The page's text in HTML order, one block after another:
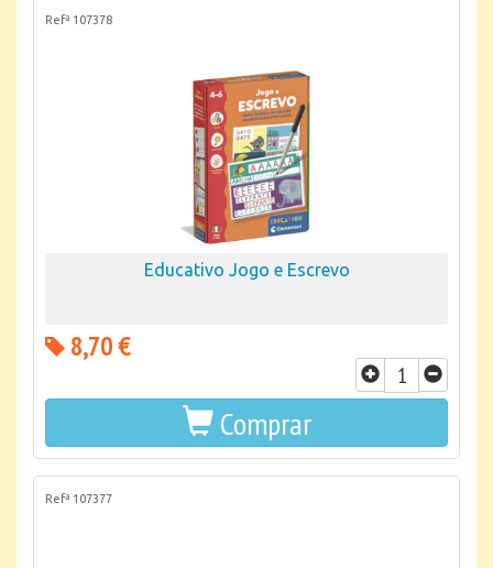
Refª 107378
Educativo Jogo e Escrevo
8,70 €
Comprar
Refª 107377